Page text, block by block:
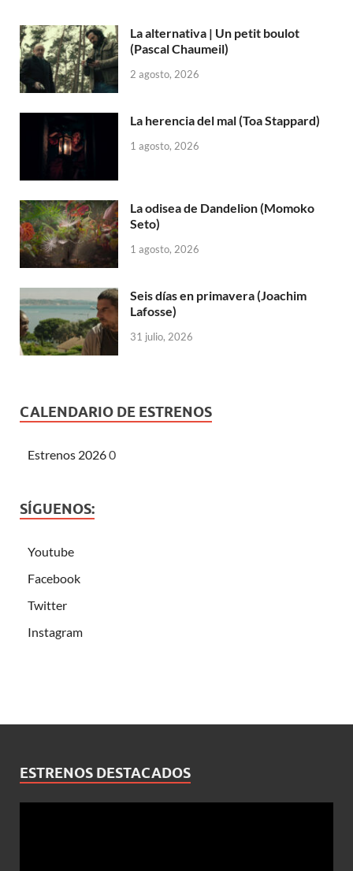
La alternativa | Un petit boulot
(Pascal Chaumeil)
2 agosto, 2026
La herencia del mal (Toa Stappard)
1 agosto, 2026
La odisea de Dandelion (Momoko
Seto)
1 agosto, 2026
Seis días en primavera (Joachim
Lafosse)
31 julio, 2026
CALENDARIO DE ESTRENOS
Estrenos 20260
SÍGUENOS:
Youtube
Facebook
Twitter
Instagram
ESTRENOS DESTACADOS